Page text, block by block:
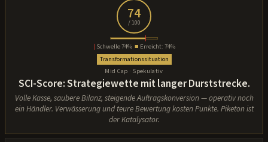
74
/ 100
SCI-Score: Strategiewette mit langer Durststrecke.
Volle Kasse, saubere Bilanz, steigende Auftragskonversion — operativ noch
ein Händler. Verwässerung und teure Bewertung kosten Punkte. Piketon ist
der Katalysator.
| Schwelle 74% ■ Erreicht: 74%
Transformationssituation
Mid Cap · Spekulativ